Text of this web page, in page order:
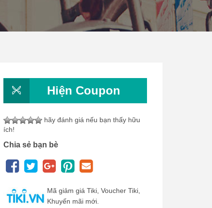
Hiện Coupon
hãy đánh giá nếu bạn thấy hữu
ích!
Chia sẻ bạn bè
Mã giảm giá Tiki, Voucher Tiki,
Khuyến mãi mới.